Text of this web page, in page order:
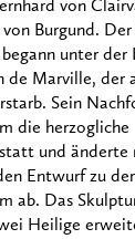
von
Burgund. Der
unter der
de Marville, der
Sein
die herzogliche
und änderte
Entwurf zu
ab. Das
Heilige